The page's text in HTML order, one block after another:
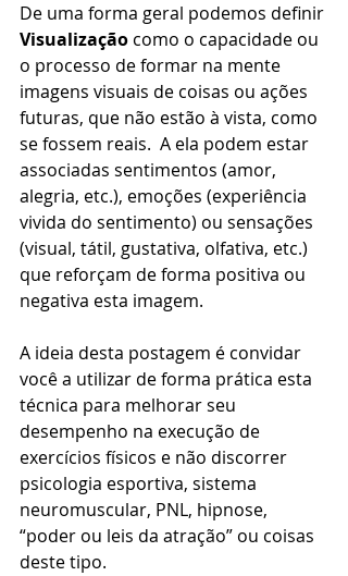
De uma forma geral podemos definir
Visualização como o capacidade ou
o processo de formar na mente
imagens visuais de coisas ou ações
futuras, que não estão à vista, como
se fossem reais.  A ela podem estar
associadas sentimentos (amor,
alegria, etc.), emoções (experiência
vivida do sentimento) ou sensações
(visual, tátil, gustativa, olfativa, etc.)
que reforçam de forma positiva ou
negativa esta imagem.
A ideia desta postagem é convidar
você a utilizar de forma prática esta
técnica para melhorar seu
desempenho na execução de
exercícios físicos e não discorrer
psicologia esportiva, sistema
neuromuscular, PNL, hipnose,
“poder ou leis da atração” ou coisas
deste tipo.